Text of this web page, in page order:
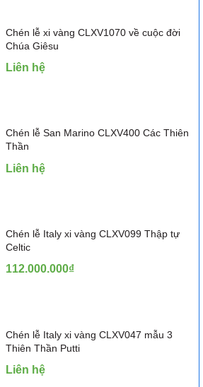
Chén lễ xi vàng CLXV1070 về cuộc đời
Chúa Giêsu
Liên hệ
Chén lễ San Marino CLXV400 Các Thiên
Thần
Liên hệ
Chén lễ Italy xi vàng CLXV099 Thập tự
Celtic
112.000.000₫
Chén lễ Italy xi vàng CLXV047 mẫu 3
Thiên Thần Putti
Liên hệ